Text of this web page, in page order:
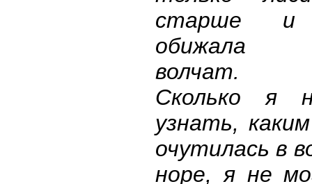
старше и
обижала
волчат.
Сколько я
узнать,
очутилась в
норе, я не